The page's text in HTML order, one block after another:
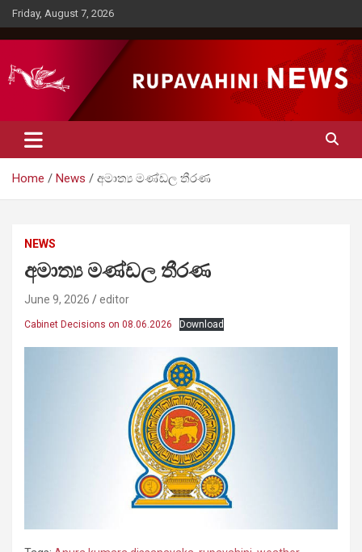
Skip
to
content
Friday, August 7, 2026
Rupavahini News
Home News අමාත්‍ය මණ්ඩල තීරණ
NEWS
අමාත්‍ය මණ්ඩල තීරණ
June 9, 2026 editor
Cabinet Decisions on 08.06.2026 Download